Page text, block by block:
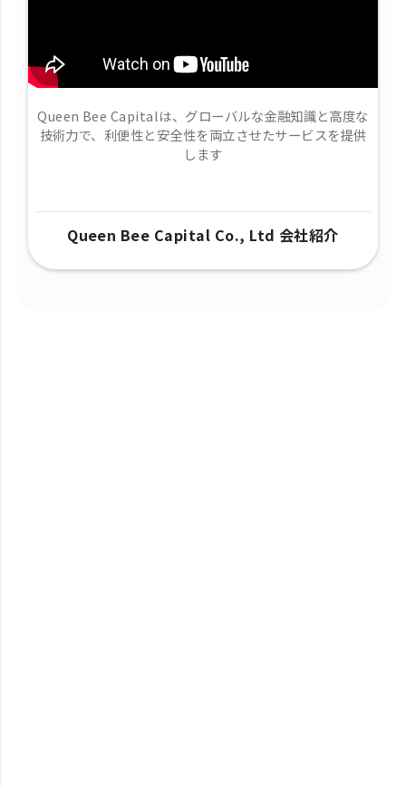
Queen Bee Capitalは、グローバルな金融知識と高度な
技術力で、​利便性と安全性を両立させたサービスを提供
します
Queen Bee Capital Co., Ltd 会社紹介